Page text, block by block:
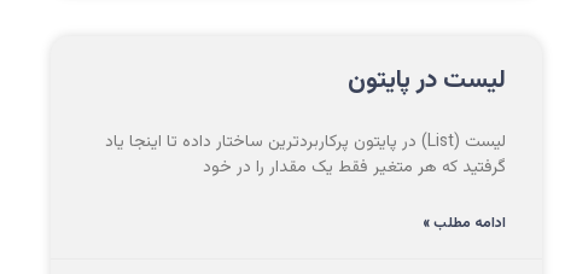
لیست در پایتون
لیست (List) در پایتون پرکاربردترین ساختار داده​ تا اینجا یاد
گرفتید که هر متغیر فقط یک مقدار را در خود
ادامه مطلب »